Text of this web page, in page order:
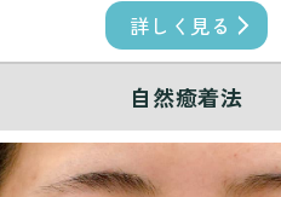
詳しく見る
自然癒着法